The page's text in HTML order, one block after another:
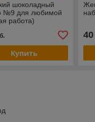
шоколадный
№9 для любимой
работа)
Купить
40